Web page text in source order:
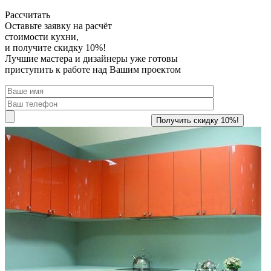
Рассчитать
Оставьте заявку на расчёт
стоимости кухни,
и получите скидку 10%!
Лучшие мастера и дизайнеры уже готовы
приступить к работе над Вашим проектом